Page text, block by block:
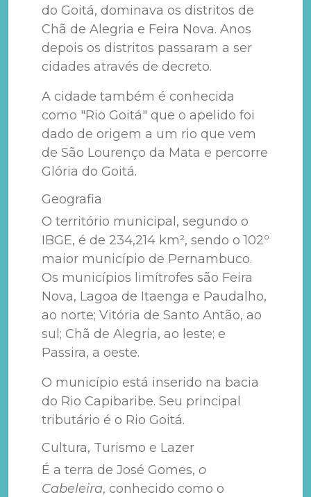
do Goitá, dominava os distritos de
Chã de Alegria e Feira Nova. Anos
depois os distritos passaram a ser
cidades através de decreto.
A cidade também é conhecida
como "Rio Goitá" que o apelido foi
dado de origem a um rio que vem
de São Lourenço da Mata e percorre
Glória do Goitá.
Geografia
O território municipal, segundo o
IBGE, é de 234,214 km², sendo o 102º
maior município de Pernambuco.
Os municípios limítrofes são Feira
Nova, Lagoa de Itaenga e Paudalho,
ao norte; Vitória de Santo Antão, ao
sul; Chã de Alegria, ao leste; e
Passira, a oeste.
O município está inserido na bacia
do Rio Capibaribe. Seu principal
tributário é o Rio Goitá.
Cultura, Turismo e Lazer
É a terra de José Gomes, o
Cabeleira, conhecido como o